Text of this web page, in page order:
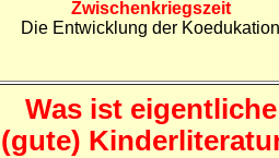
Zwischenkriegszeit
Die Entwicklung der Koedukation
Was ist eigentliche
(gute)